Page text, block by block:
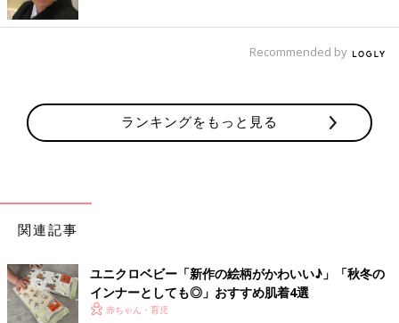
Recommended by
ランキングをもっと見る
関連記事
ユニクロベビー「新作の絵柄がかわいい♪」「秋冬の
インナーとしても◎」おすすめ肌着4選
赤ちゃん・育児